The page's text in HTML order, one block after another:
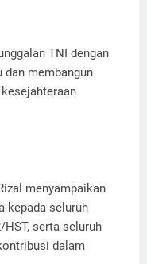
TNI dengan
dan membangun
menyampaikan
kepada seluruh
serta seluruh
dalam